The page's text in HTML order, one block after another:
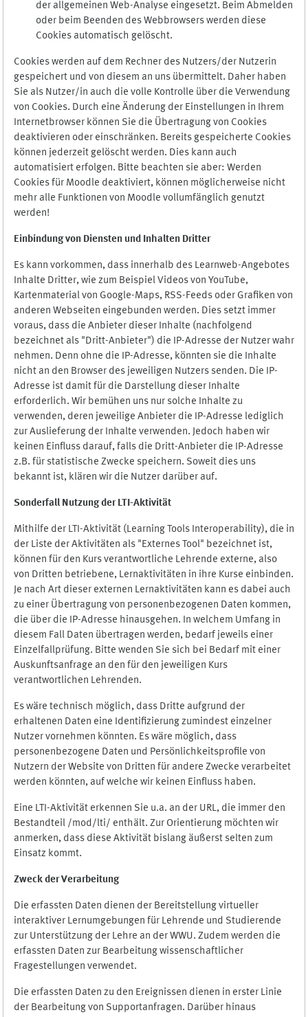
der allgemeinen Web-Analyse eingesetzt. Beim Abmelden
oder beim Beenden des Webbrowsers werden diese
Cookies automatisch gelöscht.
Cookies werden auf dem Rechner des Nutzers/der Nutzerin
gespeichert und von diesem an uns übermittelt. Daher haben
Sie als Nutzer/in auch die volle Kontrolle über die Verwendung
von Cookies. Durch eine Änderung der Einstellungen in Ihrem
Internetbrowser können Sie die Übertragung von Cookies
deaktivieren oder einschränken. Bereits gespeicherte Cookies
können jederzeit gelöscht werden. Dies kann auch
automatisiert erfolgen. Bitte beachten sie aber: Werden
Cookies für Moodle deaktiviert, können möglicherweise nicht
mehr alle Funktionen von Moodle vollumfänglich genutzt
werden!
Einbindung von Diensten und Inhalten Dritter
Es kann vorkommen, dass innerhalb des Learnweb-Angebotes
Inhalte Dritter, wie zum Beispiel Videos von YouTube,
Kartenmaterial von Google-Maps, RSS-Feeds oder Grafiken von
anderen Webseiten eingebunden werden. Dies setzt immer
voraus, dass die Anbieter dieser Inhalte (nachfolgend
bezeichnet als "Dritt-Anbieter") die IP-Adresse der Nutzer wahr
nehmen. Denn ohne die IP-Adresse, könnten sie die Inhalte
nicht an den Browser des jeweiligen Nutzers senden. Die IP-
Adresse ist damit für die Darstellung dieser Inhalte
erforderlich. Wir bemühen uns nur solche Inhalte zu
verwenden, deren jeweilige Anbieter die IP-Adresse lediglich
zur Auslieferung der Inhalte verwenden. Jedoch haben wir
keinen Einfluss darauf, falls die Dritt-Anbieter die IP-Adresse
z.B. für statistische Zwecke speichern. Soweit dies uns
bekannt ist, klären wir die Nutzer darüber auf.
Sonderfall Nutzung der LTI-Aktivität
Mithilfe der LTI-Aktivität (Learning Tools Interoperability), die in
der Liste der Aktivitäten als "Externes Tool" bezeichnet ist,
können für den Kurs verantwortliche Lehrende externe, also
von Dritten betriebene, Lernaktivitäten in ihre Kurse einbinden.
Je nach Art dieser externen Lernaktivitäten kann es dabei auch
zu einer Übertragung von personenbezogenen Daten kommen,
die über die IP-Adresse hinausgehen. In welchem Umfang in
diesem Fall Daten übertragen werden, bedarf jeweils einer
Einzelfallprüfung. Bitte wenden Sie sich bei Bedarf mit einer
Auskunftsanfrage an den für den jeweiligen Kurs
verantwortlichen Lehrenden.
Es wäre technisch möglich, dass Dritte aufgrund der
erhaltenen Daten eine Identifizierung zumindest einzelner
Nutzer vornehmen könnten. Es wäre möglich, dass
personenbezogene Daten und Persönlichkeitsprofile von
Nutzern der Website von Dritten für andere Zwecke verarbeitet
werden könnten, auf welche wir keinen Einfluss haben.
Eine LTI-Aktivität erkennen Sie u.a. an der URL, die immer den
Bestandteil /mod/lti/ enthält. Zur Orientierung möchten wir
anmerken, dass diese Aktivität bislang äußerst selten zum
Einsatz kommt.
Zweck der Verarbeitung
Die erfassten Daten dienen der Bereitstellung virtueller
interaktiver Lernumgebungen für Lehrende und Studierende
zur Unterstützung der Lehre an der WWU. Zudem werden die
erfassten Daten zur Bearbeitung wissenschaftlicher
Fragestellungen verwendet.
Die erfassten Daten zu den Ereignissen dienen in erster Linie
der Bearbeitung von Supportanfragen. Darüber hinaus